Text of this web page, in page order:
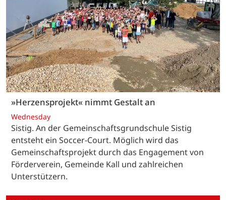
»Herzensprojekt« nimmt Gestalt an
Wednesday
Sistig. An der Gemeinschaftsgrundschule Sistig
entsteht ein Soccer-Court. Möglich wird das
Gemeinschaftsprojekt durch das Engagement von
Förderverein, Gemeinde Kall und zahlreichen
Unterstützern.